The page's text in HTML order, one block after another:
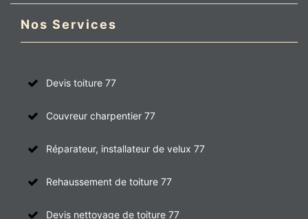
Nos Services
Devis toiture 77
Couvreur charpentier 77
Réparateur, installateur de velux 77
Rehaussement de toiture 77
Devis nettoyage de toiture 77